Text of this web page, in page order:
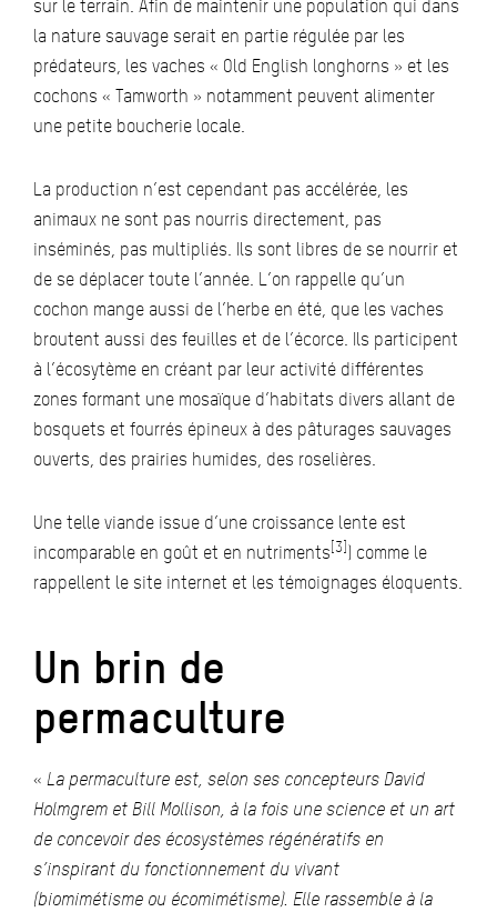
sur le terrain. Afin de maintenir une population qui dans
la nature sauvage serait en partie régulée par les
prédateurs, les vaches « Old English longhorns » et les
cochons « Tamworth » notamment peuvent alimenter
une petite boucherie locale.
La production n’est cependant pas accélérée, les
animaux ne sont pas nourris directement, pas
inséminés, pas multipliés. Ils sont libres de se nourrir et
de se déplacer toute l’année. L’on rappelle qu’un
cochon mange aussi de l’herbe en été, que les vaches
broutent aussi des feuilles et de l’écorce. Ils participent
à l’écosytème en créant par leur activité différentes
zones formant une mosaïque d’habitats divers allant de
bosquets et fourrés épineux à des pâturages sauvages
ouverts, des prairies humides, des roselières.
Une telle viande issue d’une croissance lente est
incomparable en goût et en nutriments[3]) comme le
rappellent le site internet et les témoignages éloquents.
Un brin de
permaculture
« La permaculture est, selon ses concepteurs David
Holmgrem et Bill Mollison, à la fois une science et un art
de concevoir des écosystèmes régénératifs en
s’inspirant du fonctionnement du vivant
(biomimétisme ou écomimétisme). Elle rassemble à la